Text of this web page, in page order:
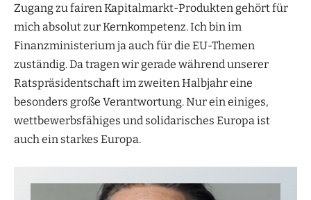
Zugang zu fairen Kapitalmarkt-Produkten gehört für
mich absolut zur Kernkompetenz. Ich bin im
Finanzministerium ja auch für die EU-Themen
zuständig. Da tragen wir gerade während unserer
Ratspräsidentschaft im zweiten Halbjahr eine
besonders große Verantwortung. Nur ein einiges,
wettbewerbsfähiges und solidarisches Europa ist
auch ein starkes Europa.